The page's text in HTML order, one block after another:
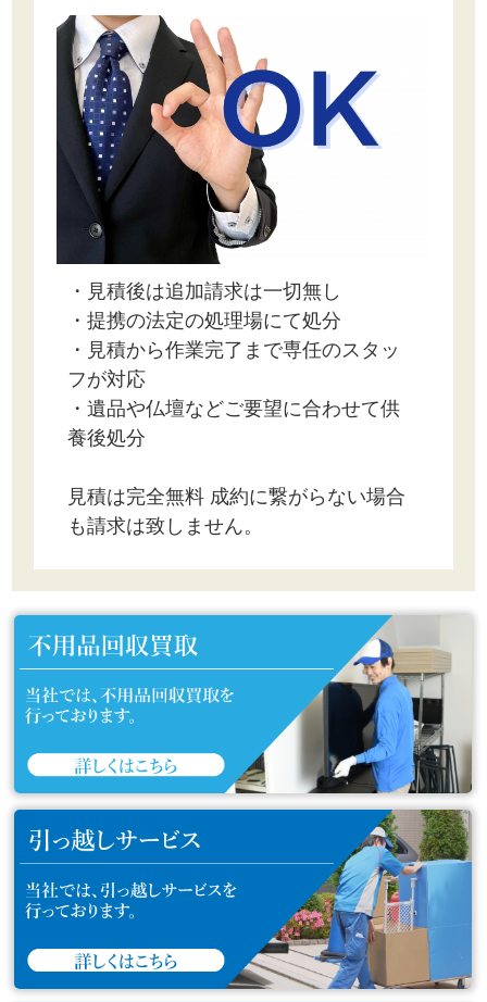
・見積後は追加請求は一切無し
・提携の法定の処理場にて処分
・見積から作業完了まで専任のスタッ
フが対応
・遺品や仏壇などご要望に合わせて供
養後処分
見積は完全無料 成約に繋がらない場合
も請求は致しません。